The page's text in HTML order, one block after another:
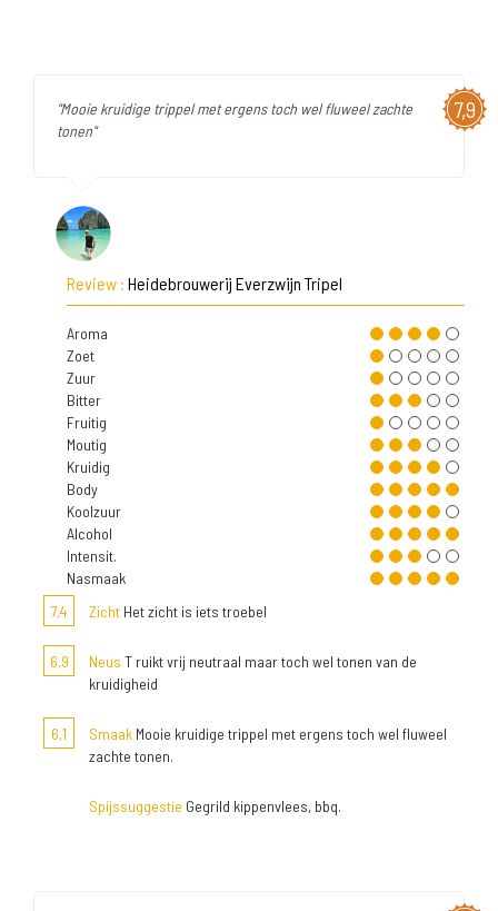
7,9
"Mooie kruidige trippel met ergens toch wel fluweel zachte
tonen"
Review : Heidebrouwerij Everzwijn Tripel
Aroma
Zoet
Zuur
Bitter
Fruitig
Moutig
Kruidig
Body
Koolzuur
Alcohol
Intensit.
Nasmaak
7,4
Zicht Het zicht is iets troebel
6,9 Neus T ruikt vrij neutraal maar toch wel tonen van de
kruidigheid
6,1 Smaak Mooie kruidige trippel met ergens toch wel fluweel
zachte tonen.
Spijssuggestie Gegrild kippenvlees, bbq.